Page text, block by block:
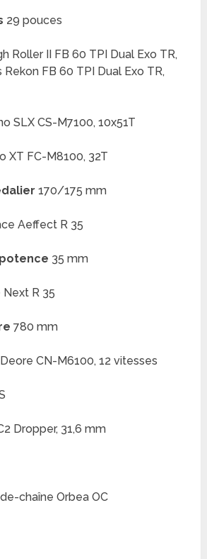
29 pouces
Roller II FB 60 TPI Dual Exo TR,
Rekon FB 60 TPI Dual Exo TR,
SLX CS-M7100, 10x51T
XT FC-M8100, 32T
170/175 mm
Aeffect R 35
35 mm
Next R 35
780 mm
CN-M6100, 12 vitesses
Dropper, 31,6 mm
chaîne Orbea OC